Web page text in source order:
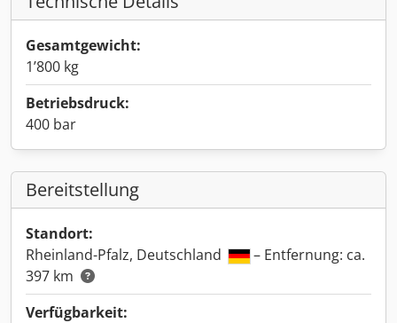
Gesamtgewicht:
1’800 kg
Betriebsdruck:
400 bar
Bereitstellung
Standort:
Rheinland-Pfalz, Deutschland
– Entfernung: ca.
397 km
Verfügbarkeit: